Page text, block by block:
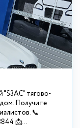
тягово-
Получите
📞
📩...